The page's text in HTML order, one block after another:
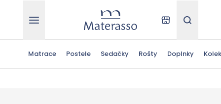
Materasso Kde kúpiťHľadať
Matrace Postele Sedačky Rošty Doplnky